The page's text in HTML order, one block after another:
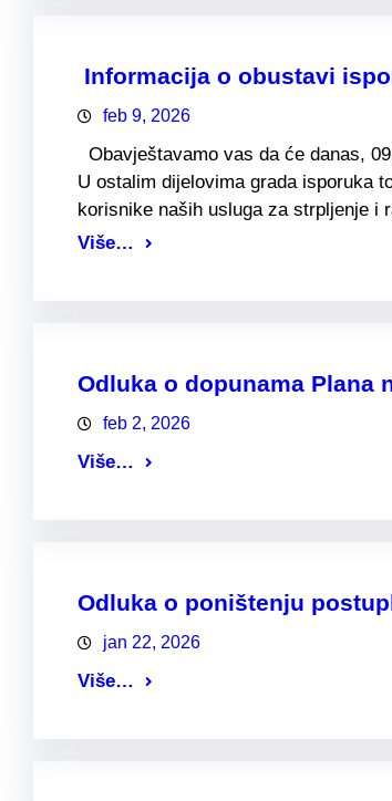
Informacija o obustavi
feb 9, 2026
Obavještavamo vas da će danas,
U ostalim dijelovima grada isporuka
korisnike naših
Više…
Odluka o dopunama Plana
feb 2, 2026
Više…
Odluka o poništenju
jan 22, 2026
Više…